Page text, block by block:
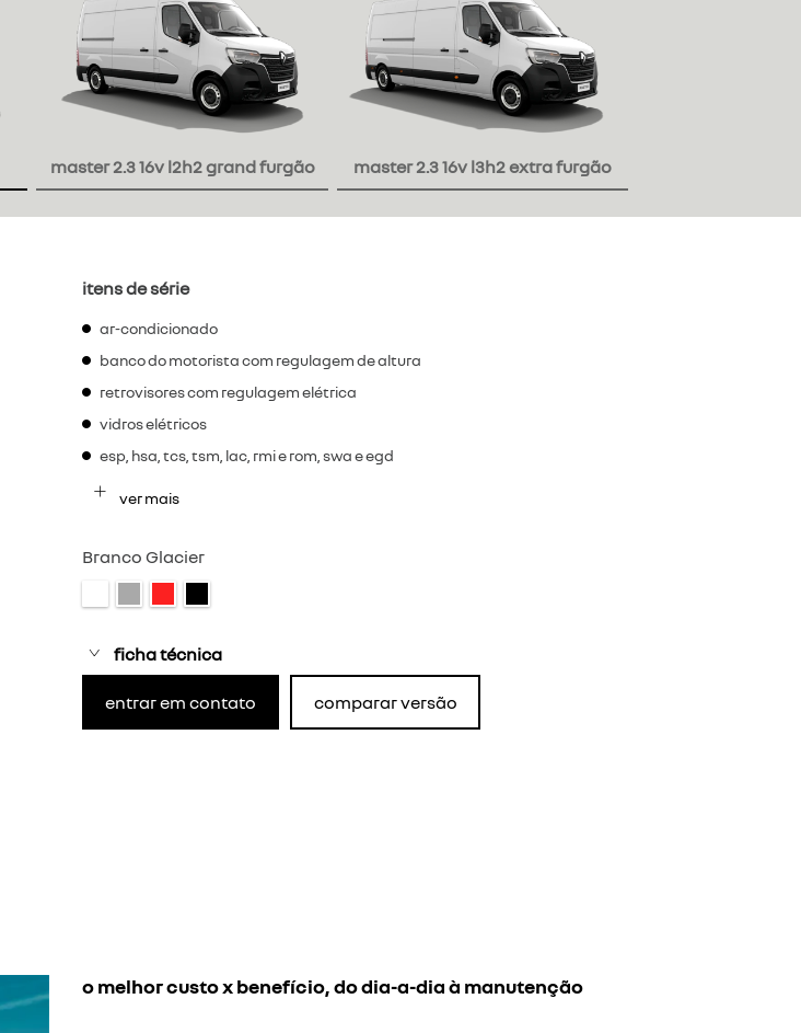
master 2.3 16v l2h2 grand furgão master 2.3 16v l3h2 extra furgão
itens de série
ar-condicionado
banco do motorista com regulagem de altura
retrovisores com regulagem elétrica
vidros elétricos
esp, hsa, tcs, tsm, lac, rmi e rom, swa e egd
ver mais
Branco Glacier
ficha técnica
entrar em contato comparar versão
o melhor custo x benefício, do dia-a-dia à manutenção